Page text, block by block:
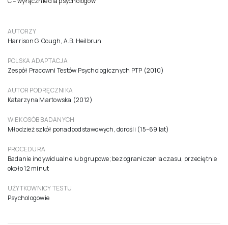
OBSZAR DIAGNOZY
Osobowość i zainteresowania
KATEGORIA TESTU
Harrison G. Gough, A.B. Heilbrun
POLSKA ADAPTACJA
AUTOR PODRĘCZNIKA